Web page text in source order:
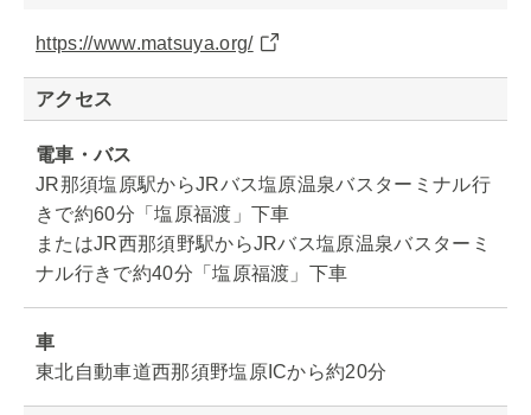
https://www.matsuya.org/
アクセス
電車・バス
JR那須塩原駅からJRバス塩原温泉バスターミナル行
きで約60分「塩原福渡」下車
またはJR西那須野駅からJRバス塩原温泉バスターミ
ナル行きで約40分「塩原福渡」下車
車
東北自動車道西那須野塩原ICから約20分